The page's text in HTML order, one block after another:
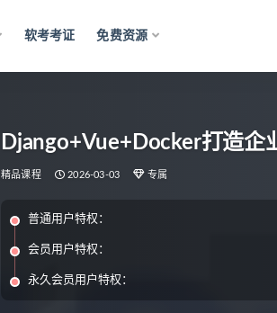
软考考证 免费资源
Django+Vue+Docker打造企
精品课程 2026-03-03 专属
普通用户特权：
会员用户特权：
永久会员用户特权：